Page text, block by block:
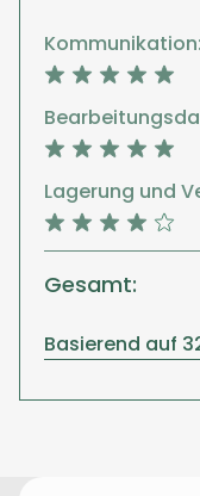
Kommunikation:
Lagerung und
Gesamt:
Basierend auf